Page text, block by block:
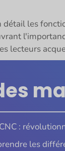
détail les
lecteurs
:
les